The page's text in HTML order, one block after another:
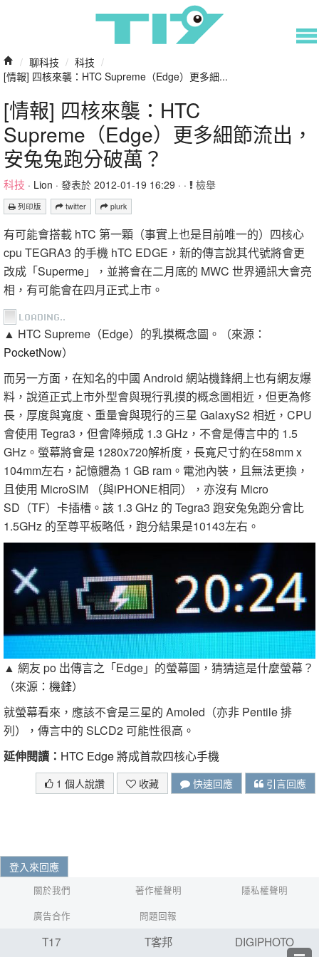
/ 聊科技 / 科技 /
[情報] 四核來襲：HTC Supreme（Edge）更多細...
[情報] 四核來襲：HTC
Supreme（Edge）更多細節流出，
安兔兔跑分破萬？
科技 · Lion · 發表於 2012-01-19 16:29 · · 檢舉
列印版 twitter plurk
有可能會搭載 hTC 第一顆（事實上也是目前唯一的）四核心
cpu TEGRA3 的手機 hTC EDGE，新的傳言說其代號將會更
改成「Superme」，並將會在二月底的 MWC 世界通訊大會亮
相，有可能會在四月正式上市。
▲ HTC Supreme（Edge）的乳摸概念圖。（來源：
PocketNow）
而另一方面，在知名的中國 Android 網站機鋒網上也有網友爆
料，說道正式上市外型會與現行乳摸的概念圖相近，但更為修
長，厚度與寬度、重量會與現行的三星 GalaxyS2 相近，CPU
會使用 Tegra3，但會降頻成 1.3 GHz，不會是傳言中的 1.5
GHz。螢幕將會是 1280x720解析度，長寬尺寸約在58mm x
104mm左右，記憶體為 1 GB ram。電池內裝，且無法更換，
且使用 MicroSIM （與iPHONE相同），亦沒有 Micro
SD（TF）卡插槽。該 1.3 GHz 的 Tegra3 跑安兔兔跑分會比
1.5GHz 的至尊平板略低，跑分結果是10143左右。
▲ 網友 po 出傳言之「Edge」的螢幕圖，猜猜這是什麼螢幕？
（來源： 機鋒）
就螢幕看來，應該不會是三星的 Amoled（亦非 Pentile 排
列），傳言中的 SLCD2 可能性很高。
延伸閱讀： HTC Edge 將成首款四核心手機
1 個人說讚 收藏 快速回應 引言回應
登入來回應
關於我們 著作權聲明
隱私權聲明
廣告合作
問題回報
T17 T客邦 DIGIPHOTO